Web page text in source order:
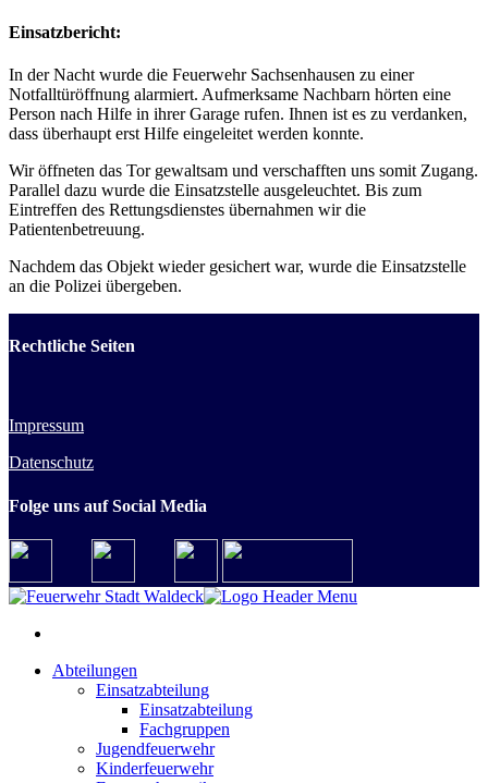
Einsatzbericht:
In der Nacht wurde die Feuerwehr Sachsenhausen zu einer
Notfalltüröffnung alarmiert. Aufmerksame Nachbarn hörten eine
Person nach Hilfe in ihrer Garage rufen. Ihnen ist es zu verdanken,
dass überhaupt erst Hilfe eingeleitet werden konnte.
Wir öffneten das Tor gewaltsam und verschafften uns somit Zugang.
Parallel dazu wurde die Einsatzstelle ausgeleuchtet. Bis zum
Eintreffen des Rettungsdienstes übernahmen wir die
Patientenbetreuung.
Nachdem das Objekt wieder gesichert war, wurde die Einsatzstelle
an die Polizei übergeben.
Rechtliche Seiten
Impressum
Datenschutz
Folge uns auf Social Media
Abteilungen
Einsatzabteilung
Einsatzabteilung
Fachgruppen
Jugendfeuerwehr
Kinderfeuerwehr